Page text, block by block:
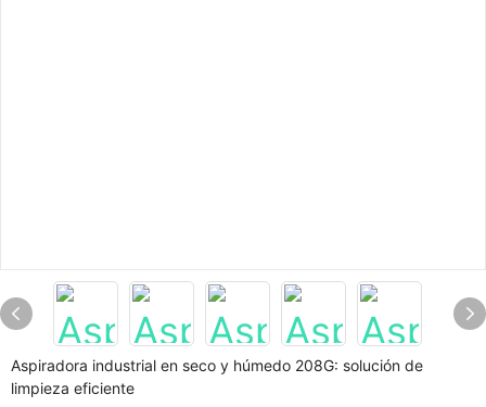
Aspiradora industrial en seco y húmedo 208G: solución de
limpieza eficiente